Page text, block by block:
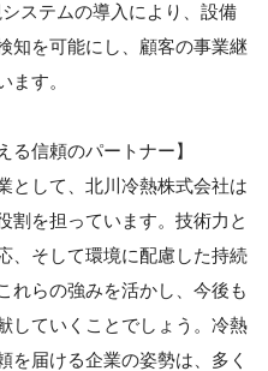
ステムの導入により、設備
知を可能にし、顧客の事業継
ます。
る信頼のパートナー】
として、北川冷熱株式会社は
割を担っています。技術力と
、そして環境に配慮した持続
れらの強みを活かし、今後も
していくことでしょう。冷熱
を届ける企業の姿勢は、多く